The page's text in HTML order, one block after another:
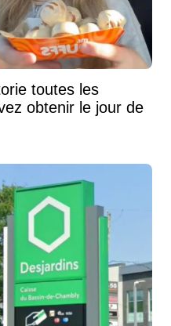
toutes les
obtenir le jour de